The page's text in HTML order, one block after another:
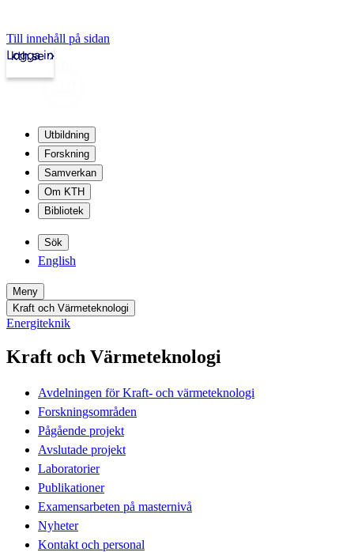
Till innehåll på sidan
kth.se
Logga in
Utbildning
Forskning
Samverkan
Om KTH
Bibliotek
Sök
English
Meny
Kraft och Värmeteknologi
Energiteknik
Kraft och Värmeteknologi
Avdelningen för Kraft- och värmeteknologi
Forskningsområden
Pågående projekt
Avslutade projekt
Laboratorier
Publikationer
Examensarbeten på masternivå
Nyheter
Kontakt och personal